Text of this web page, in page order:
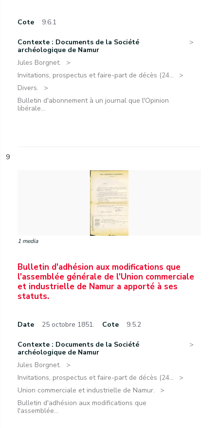
Cote 9.6.1
Contexte : Documents de la Société
archéologique de Namur
Jules Borgnet.
Invitations, prospectus et faire-part de décès (24...
Divers.
Bulletin d'abonnement à un journal que l'Opinion
libérale...
9
1 media
Bulletin d'adhésion aux modifications que
l'assemblée générale de l'Union commerciale
et industrielle de Namur a apporté à ses
statuts.
Date 25 octobre 1851. Cote 9.5.2
Contexte : Documents de la Société
archéologique de Namur
Jules Borgnet.
Invitations, prospectus et faire-part de décès (24...
Union commerciale et industrielle de Namur.
Bulletin d'adhésion aux modifications que
l'assemblée...